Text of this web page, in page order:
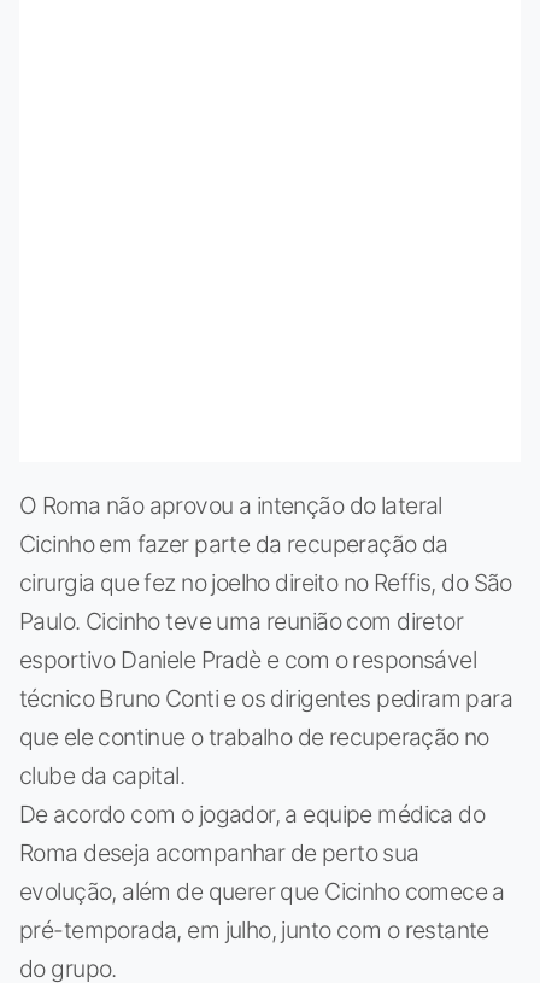
O Roma não aprovou a intenção do lateral
Cicinho em fazer parte da recuperação da
cirurgia que fez no joelho direito no Reffis, do São
Paulo. Cicinho teve uma reunião com diretor
esportivo Daniele Pradè e com o responsável
técnico Bruno Conti e os dirigentes pediram para
que ele continue o trabalho de recuperação no
clube da capital.
De acordo com o jogador, a equipe médica do
Roma deseja acompanhar de perto sua
evolução, além de querer que Cicinho comece a
pré-temporada, em julho, junto com o restante
do grupo.